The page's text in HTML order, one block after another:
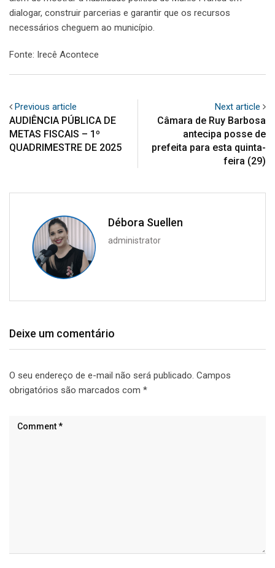
dialogar, construir parcerias e garantir que os recursos
necessários cheguem ao município.
Fonte: Irecê Acontece
Previous article
AUDIÊNCIA PÚBLICA DE
METAS FISCAIS – 1º
QUADRIMESTRE DE 2025
Next article
Câmara de Ruy Barbosa
antecipa posse de
prefeita para esta quinta-
feira (29)
Débora Suellen
administrator
Deixe um comentário
O seu endereço de e-mail não será publicado. Campos
obrigatórios são marcados com *